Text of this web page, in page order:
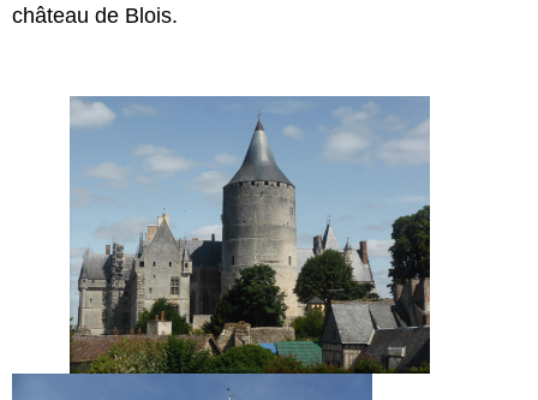
château de Blois.